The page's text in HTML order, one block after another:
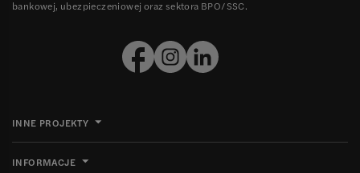
bankowej, ubezpieczeniowej oraz sektora BPO/SSC.
INNE PROJEKTY
INFORMACJE